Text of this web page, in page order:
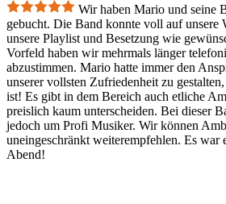
Wir haben Mario und seine
gebucht. Die Band konnte voll auf unsere
unsere Playlist und Besetzung wie
Vorfeld haben wir mehrmals länger
abzustimmen. Mario hatte immer den
unserer vollsten Zufriedenheit zu
ist! Es gibt in dem Bereich auch etliche
preislich kaum unterscheiden. Bei dieser
jedoch um Profi Musiker. Wir können
uneingeschränkt weiterempfehlen. Es war
Abend!